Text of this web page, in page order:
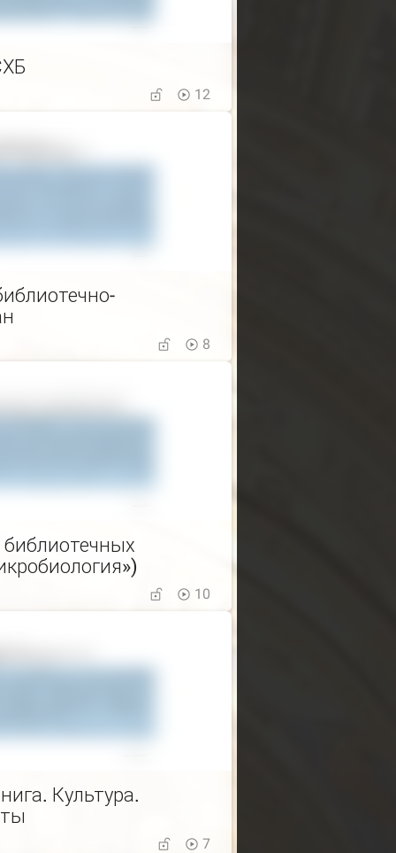
12
8
10
Культура.
7